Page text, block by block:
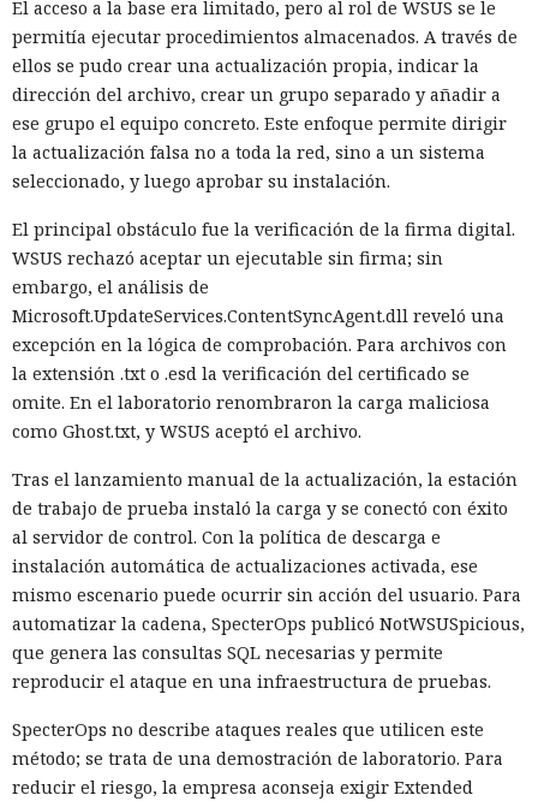
El acceso a la base era limitado, pero al rol de WSUS se le
permitía ejecutar procedimientos almacenados. A través de
ellos se pudo crear una actualización propia, indicar la
dirección del archivo, crear un grupo separado y añadir a
ese grupo el equipo concreto. Este enfoque permite dirigir
la actualización falsa no a toda la red, sino a un sistema
seleccionado, y luego aprobar su instalación.
El principal obstáculo fue la verificación de la firma digital.
WSUS rechazó aceptar un ejecutable sin firma; sin
embargo, el análisis de
Microsoft.UpdateServices.ContentSyncAgent.dll reveló una
excepción en la lógica de comprobación. Para archivos con
la extensión .txt o .esd la verificación del certificado se
omite. En el laboratorio renombraron la carga maliciosa
como Ghost.txt, y WSUS aceptó el archivo.
Tras el lanzamiento manual de la actualización, la estación
de trabajo de prueba instaló la carga y se conectó con éxito
al servidor de control. Con la política de descarga e
instalación automática de actualizaciones activada, ese
mismo escenario puede ocurrir sin acción del usuario. Para
automatizar la cadena, SpecterOps publicó NotWSUSpicious,
que genera las consultas SQL necesarias y permite
reproducir el ataque en una infraestructura de pruebas.
SpecterOps no describe ataques reales que utilicen este
método; se trata de una demostración de laboratorio. Para
reducir el riesgo, la empresa aconseja exigir Extended